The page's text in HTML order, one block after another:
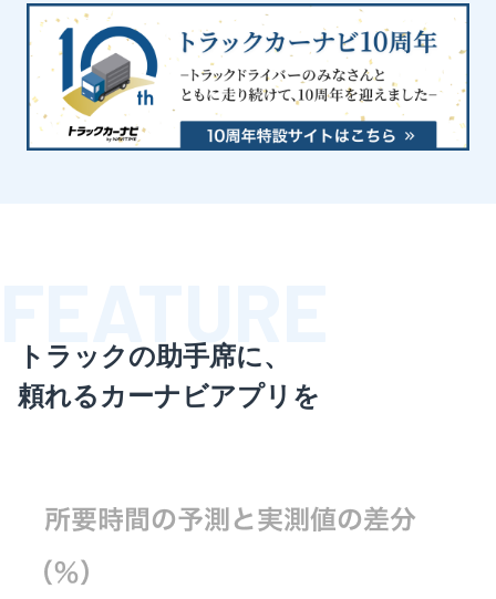
トラックの助手席に、
頼れるカーナビアプリを